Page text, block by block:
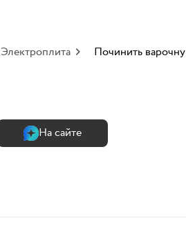
Электроплита Починить
На сайте